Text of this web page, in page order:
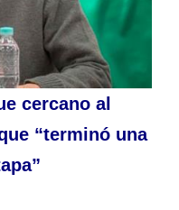
cercano al
“terminó una